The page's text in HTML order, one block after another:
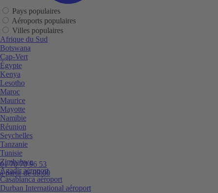
01 70 70 96 53
à partir de 09:00
Pays populaires
Aéroports populaires
Villes populaires
Afrique du Sud
Botswana
Cap-Vert
Égypte
Kenya
Lesotho
Maroc
Maurice
Mayotte
Namibie
Réunion
Seychelles
Tanzanie
Tunisie
Zimbabwe
Agadir aéroport
Casablanca aéroport
Durban International aéroport